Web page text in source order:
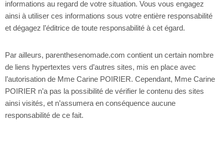
informations au regard de votre situation. Vous vous engagez
ainsi à utiliser ces informations sous votre entière responsabilité
et dégagez l’éditrice de toute responsabilité à cet égard.
Par ailleurs, parenthesenomade.com contient un certain nombre
de liens hypertextes vers d’autres sites, mis en place avec
l’autorisation de Mme Carine POIRIER. Cependant, Mme Carine
POIRIER n’a pas la possibilité de vérifier le contenu des sites
ainsi visités, et n’assumera en conséquence aucune
responsabilité de ce fait.